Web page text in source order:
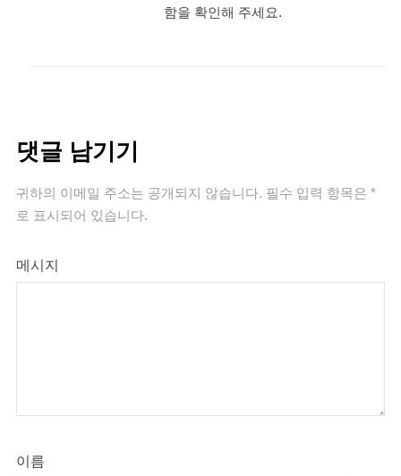
함을 확인해 주세요.
댓글 남기기
귀하의 이메일 주소는 공개되지 않습니다. 필수 입력 항목은 *
로 표시되어 있습니다.
메시지
이름